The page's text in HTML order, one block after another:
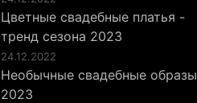
Цветные свадебные платья -
тренд сезона 2023
24.12.2022
Необычные свадебные образы
2023